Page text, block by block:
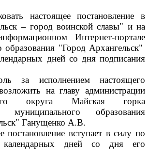
настоящее постановление в
– город воинской славы" и на
Интернет-портале
образования "Город Архангельск"
дней со дня подписания
за исполнением настоящего
на главу администрации
округа Майская горка
муниципального образования
Ганущенко А.В.
постановление вступает в силу по
календарных дней со дня его